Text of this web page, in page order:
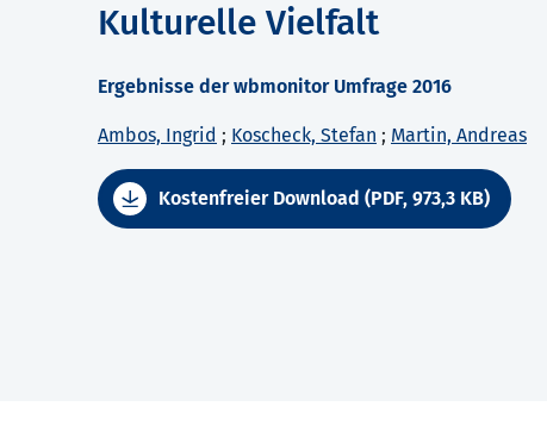
Kulturelle Vielfalt
Ergebnisse der wbmonitor Umfrage 2016
Ambos, Ingrid ; Koscheck, Stefan ; Martin, Andreas
Kostenfreier Download (PDF, 973,3 KB)